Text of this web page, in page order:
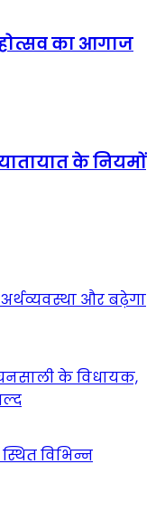
का आगाज
के नियमों
और बढ़ेगा
के विधायक,
विभिन्न